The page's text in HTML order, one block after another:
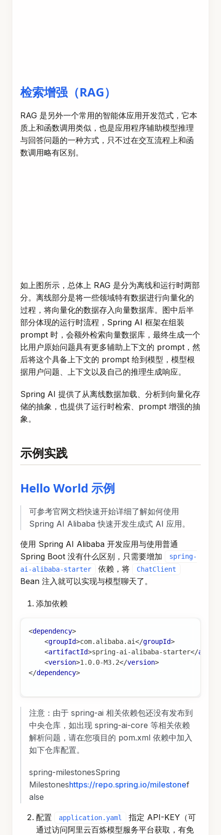
检索增强（RAG）
RAG 是另外一个常用的智能体应用开发范式，它本
质上和函数调用类似，也是应用程序辅助模型推理
与回答问题的一种方式，只不过在交互流程上和函
数调用略有区别。
如上图所示，总体上 RAG 是分为离线和运行时两部
分。离线部分是将一些领域特有数据进行向量化的
过程，将向量化的数据存入向量数据库。图中后半
部分体现的运行时流程，Spring AI 框架在组装
prompt 时，会额外检索向量数据库，最终生成一个
比用户原始问题具有更多辅助上下文的 prompt，然
后将这个具备上下文的 prompt 给到模型，模型根
据用户问题、上下文以及自己的推理生成响应。
Spring AI 提供了从离线数据加载、分析到向量化存
储的抽象，也提供了运行时检索、prompt 增强的抽
象。
示例实践
Hello World 示例
可参考官网文档快速开始详细了解如何使用
Spring AI Alibaba 快速开发生成式 AI 应用。
使用 Spring AI Alibaba 开发应用与使用普通
Spring Boot 没有什么区别，只需要增加
spring-
ai-alibaba-starter
依赖，将 ChatClient
Bean 注入就可以实现与模型聊天了。
添加依赖
<dependency>
<groupId>com.alibaba.ai</groupId>
<artifactId>spring-ai-alibaba-starter</
<version>1.0.0-M3.2</version>
</dependency>
注意：由于 spring-ai 相关依赖包还没有发布到
中央仓库，如出现 spring-ai-core 等相关依赖
解析问题，请在您项目的 pom.xml 依赖中加入
如下仓库配置。
spring-milestonesSpring
Milestoneshttps://repo.spring.io/milestonef
alse
配置 application.yaml
指定 API-KEY（可
通过访问阿里云百炼模型服务平台获取，有免